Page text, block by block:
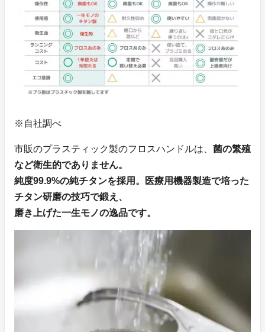
※自社調べ
市販のプラスティック製のフロスハンドルは、 菌の繁殖
など衛生的でありません。
純度99.9%の純チタンを採用。医療用機器製造で培った
チタン研磨の技巧で鍛え、
磨き上げた一生モノの逸品です。